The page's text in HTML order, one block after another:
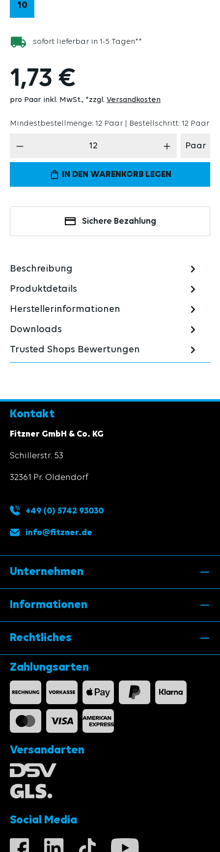
10
sofort lieferbar in 1-5 Tagen**
1,73 €
pro Paar inkl. MwSt. *zzgl. Versandkosten
Mindestbestellmenge: 12 Paar | Bestellschritt: 12 Paar
Produkt Anzahl: Gib den gewünschten
Paar
IN DEN WARENKORB LEGEN
Sichere Bezahlung
Beschreibung
Produktdetails
Herstellerinformationen
Downloads
Trusted Shops Bewertungen
Kontakt
Fitzner GmbH & Co. KG
Schillerstr. 53
32361 Pr. Oldendorf
+49 (0) 5742 93030
info@fitzner.de
Unternehmen
Informationen
Rechtliches
Zahlungsarten
Versandarten
Social Media